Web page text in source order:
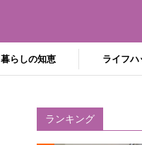
暮らしの知恵 ライフハ
ランキング